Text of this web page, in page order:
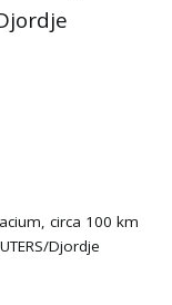
circa 100 km
Djordje